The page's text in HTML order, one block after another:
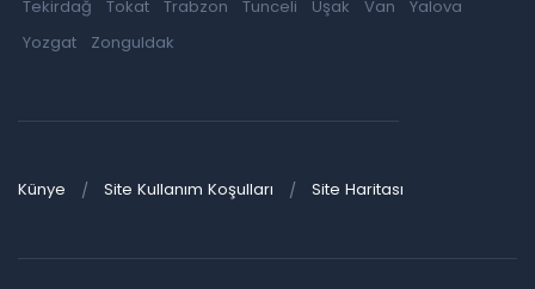
Tekirdağ
Tokat Trabzon Tunceli Uşak Van
Yalova
Yozgat
Zonguldak
Künye Site Kullanım Koşulları Site Haritası